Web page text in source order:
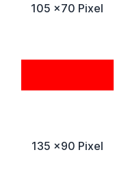
105 x70 Pixel
135 x90 Pixel